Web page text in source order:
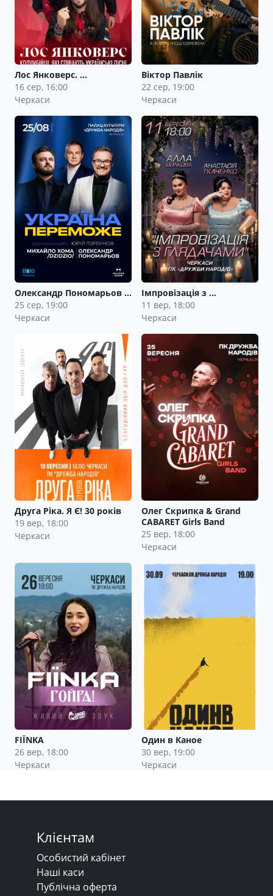
Лос Янковерс. …
16 сер, 16:00
Черкаси
Віктор Павлік
22 сер, 19:00
Черкаси
Олександр Пономарьов …
25 сер, 19:00
Черкаси
Імпровізація з …
11 вер, 18:00
Черкаси
Друга Ріка. Я Є! 30 років
19 вер, 18:00
Черкаси
Олег Скрипка & Grand
CABARET Girls Band
25 вер, 18:00
Черкаси
FIЇNKA
26 вер, 18:00
Черкаси
Один в Каное
30 вер, 19:00
Черкаси
Клієнтам
Особистий кабінет
Наші каси
Публічна оферта